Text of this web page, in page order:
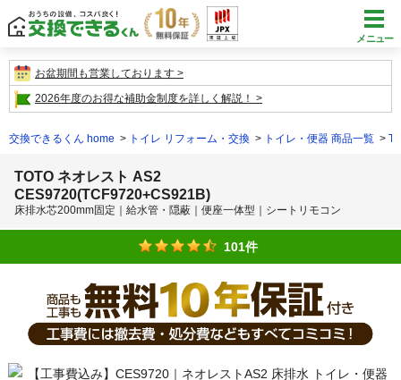
メニュー
お盆期間も営業しております
2026年度のお得な補助金制度を詳しく解説！
交換できるくん home トイレ リフォーム・交換 トイレ・便器 商品一覧
TOTO ネオレスト AS2
CES9720(TCF9720+CS921B)
床排水芯200mm固定｜給水管・隠蔽｜便座一体型｜シートリモコン
101件